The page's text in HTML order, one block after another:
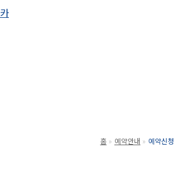
홈 예약안내 예약신청